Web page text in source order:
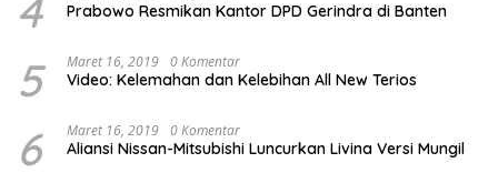
4 Prabowo Resmikan Kantor DPD Gerindra di Banten
5 Maret 16, 2019 0 Komentar
Video: Kelemahan dan Kelebihan All New Terios
6 Maret 16, 2019 0 Komentar
Aliansi Nissan-Mitsubishi Luncurkan Livina Versi Mungil